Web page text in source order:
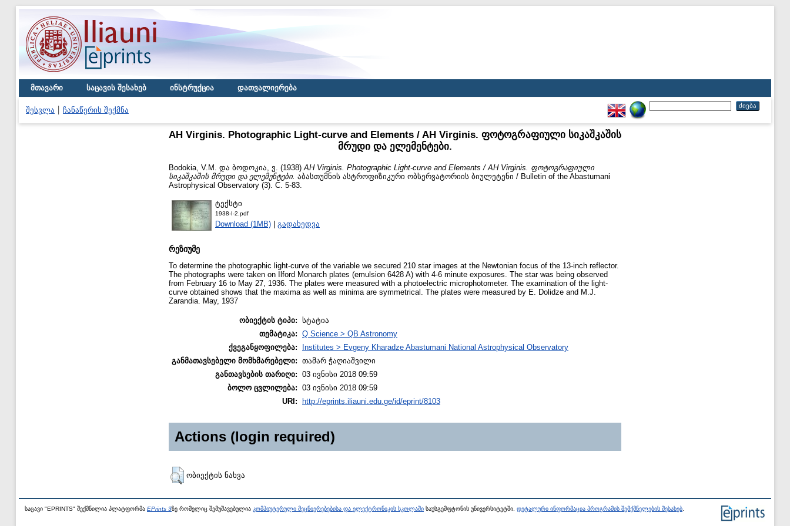
მთავარი საცავის შესახებ ინსტრუქცია დათვალიერება
შესვლა ჩანაწერის შექმნა
AH Virginis. Photographic Light-curve and Elements / AH Virginis. ფოტოგრაფიული სიკაშკაშის
მრუდი და ელემენტები.
Bodokia, V.M. და ბოდოკია, ვ. (1938) AH Virginis. Photographic Light-curve and Elements / AH Virginis. ფოტოგრაფიული
სიკაშკაშის მრუდი და ელემენტები. აბასთუმნის ასტროფიზიკური ობსერვატორიის ბიულეტენი / Bulletin of the Abastumani
Astrophysical Observatory (3). С. 5-83.
ტექსტი
1938-I-2.pdf
Download (1MB) | გადახედვა
რეზიუმე
To determine the photographic light-curve of the variable we secured 210 star images at the Newtonian focus of the 13-inch reflector.
The photographs were taken on Ilford Monarch plates (emulsion 6428 A) with 4-6 minute exposures. The star was being observed
from February 16 to May 27, 1936. The plates were measured with a photoelectric microphotometer. The examination of the light-
curve obtained shows that the maxima as well as minima are symmetrical. The plates were measured by E. Dolidze and M.J.
Zarandia. May, 1937
ობიექტის ტიპი: სტატია
თემატიკა: Q Science > QB Astronomy
ქვეგანყოფილება:
Institutes > Evgeny Kharadze Abastumani National Astrophysical Observatory
განმათავსებელი მომხმარებელი: თამარ ჭაღიაშვილი
განთავსების თარიღი: 03 ივნისი 2018 09:59
ბოლო ცვლილება: 03 ივნისი 2018 09:59
URI:
http://eprints.iliauni.edu.ge/id/eprint/8103
Actions (login required)
ობიექტის ნახვა
საცავი "EPRINTS" შექმნილია პლატფორმა EPrints 3ზე რომელიც შემუშავებულია კომპიუტერული მეცნიერებებისა და ელექტრონიკის სკოლაში საუსგემფტონის უნივერსიტეტში. დეტალური ინფორმაცია პროგრამის შემქმნელების შესახებ